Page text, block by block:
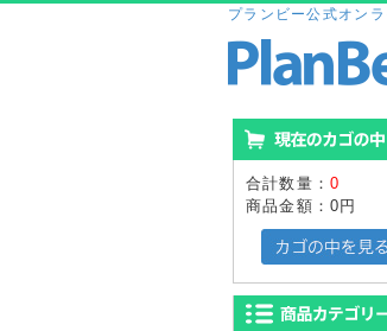
プランビー公式オン
合計数量：0
商品金額：0円